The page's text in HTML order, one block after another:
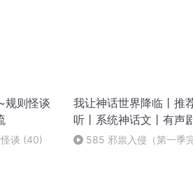
规则怪谈
谈 (40)
我让神话世界降临丨推
听丨系统神话文丨有声
585 邪祟入侵（第一季